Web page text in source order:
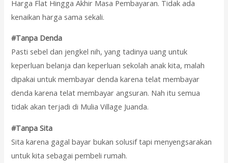
Harga Flat Hingga Akhir Masa Pembayaran. Tidak ada
kenaikan harga sama sekali.
#Tanpa Denda
Pasti sebel dan jengkel nih, yang tadinya uang untuk
keperluan belanja dan keperluan sekolah anak kita, malah
dipakai untuk membayar denda karena telat membayar
denda karena telat membayar angsuran. Nah itu semua
tidak akan terjadi di Mulia Village Juanda.
#Tanpa Sita
Sita karena gagal bayar bukan solusif tapi menyengsarakan
untuk kita sebagai pembeli rumah.